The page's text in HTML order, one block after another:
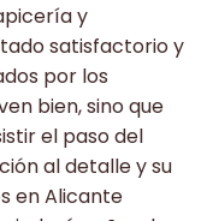
y
satisfactorio y
por los
bien, sino que
el paso del
al detalle y su
en Alicante